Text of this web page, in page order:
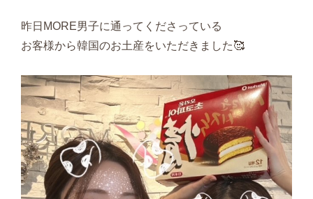
昨日MORE男子に通ってくださっている
お客様から韓国のお土産をいただきました🥰